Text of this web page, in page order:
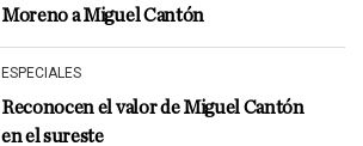
Moreno a Miguel Cantón
ESPECIALES
Reconocen el valor de Miguel Cantón
en el sureste